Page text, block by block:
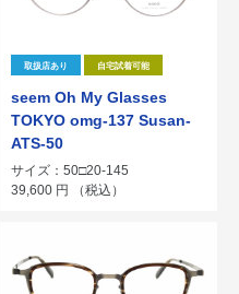
取扱店あり 自宅試着可能
seem Oh My Glasses
TOKYO omg-137 Susan-
ATS-50
サイズ：50□20-145
39,600 円 （税込）